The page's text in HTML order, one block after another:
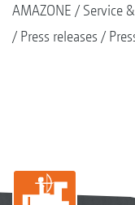
AMAZONE Service
Press releases